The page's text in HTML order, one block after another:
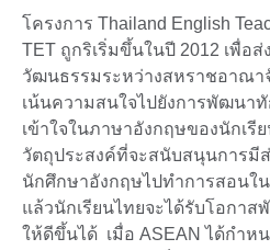
โครงการ Thailand English
TET ถูกริเริ่มขึ้นในปี 2012 เพื่อ
วัฒนธรรมระหว่างสหราชอาณา
เน้นความสนใจไปยังการพัฒนา
เข้าใจในภาษาอังกฤษของนักเรี
วัตถุประสงค์ที่จะสนับสนุนการมี
นักศึกษาอังกฤษไปทำการสอนใ
แล้วนักเรียนไทยจะได้รับโอกา
ให้ดีขึ้นได้ เมื่อ ASEAN ได้กำห